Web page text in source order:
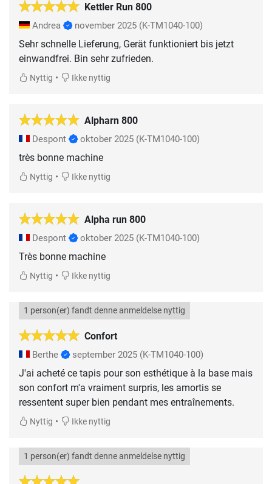
Kettler Run 800
Andrea november 2025 (K-TM1040-100)
Sehr schnelle Lieferung, Gerät funktioniert bis jetzt
einwandfrei. Bin sehr zufrieden.
Nyttig • Ikke nyttig
Alpharn 800
Despont oktober 2025 (K-TM1040-100)
très bonne machine
Nyttig • Ikke nyttig
Alpha run 800
Despont oktober 2025 (K-TM1040-100)
Très bonne machine
Nyttig • Ikke nyttig
Confort
1 person(er) fandt denne anmeldelse nyttig
Berthe september 2025 (K-TM1040-100)
J'ai acheté ce tapis pour son esthétique à la base mais
son confort m'a vraiment surpris, les amortis se
ressentent super bien pendant mes entraînements.
Nyttig • Ikke nyttig
1 person(er) fandt denne anmeldelse nyttig